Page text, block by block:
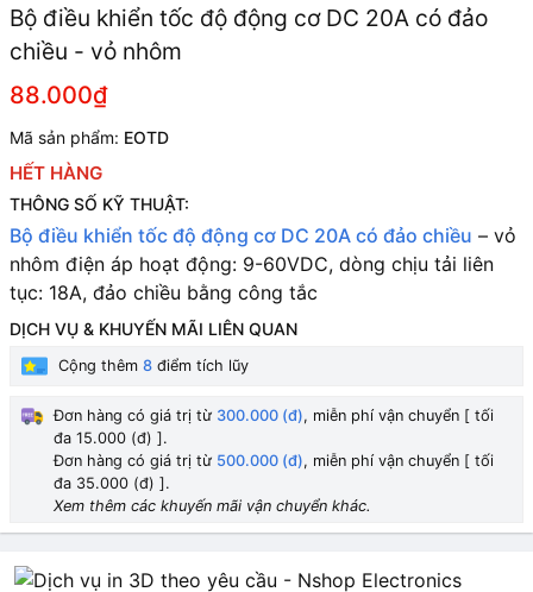
Bộ điều khiển tốc độ động cơ DC 20A có đảo
chiều - vỏ nhôm
88.000₫
Mã sản phẩm: EOTD
HẾT HÀNG
THÔNG SỐ KỸ THUẬT:
Bộ điều khiển tốc độ động cơ DC 20A có đảo chiều – vỏ
nhôm điện áp hoạt động: 9-60VDC, dòng chịu tải liên
tục: 18A, đảo chiều bằng công tắc
DỊCH VỤ & KHUYẾN MÃI LIÊN QUAN
Cộng thêm 8 điểm tích lũy
Đơn hàng có giá trị từ 300.000 (đ), miễn phí vận chuyển [ tối
đa 15.000 (đ) ].
Đơn hàng có giá trị từ 500.000 (đ), miễn phí vận chuyển [ tối
đa 35.000 (đ) ].
Xem thêm các khuyến mãi vận chuyển khác.